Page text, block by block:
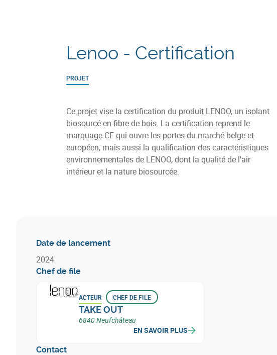
Lenoo - Certification
PROJET
Ce projet vise la certification du produit LENOO, un isolant
biosourcé en fibre de bois. La certification reprend le
marquage CE qui ouvre les portes du marché belge et
européen, mais aussi la qualification des caractéristiques
environnementales de LENOO, dont la qualité de l'air
intérieur et la nature biosourcée.
Date de lancement
2024
Chef de file
ACTEUR CHEF DE FILE
TAKE OUT
6840 Neufchâteau
EN SAVOIR PLUS
Contact